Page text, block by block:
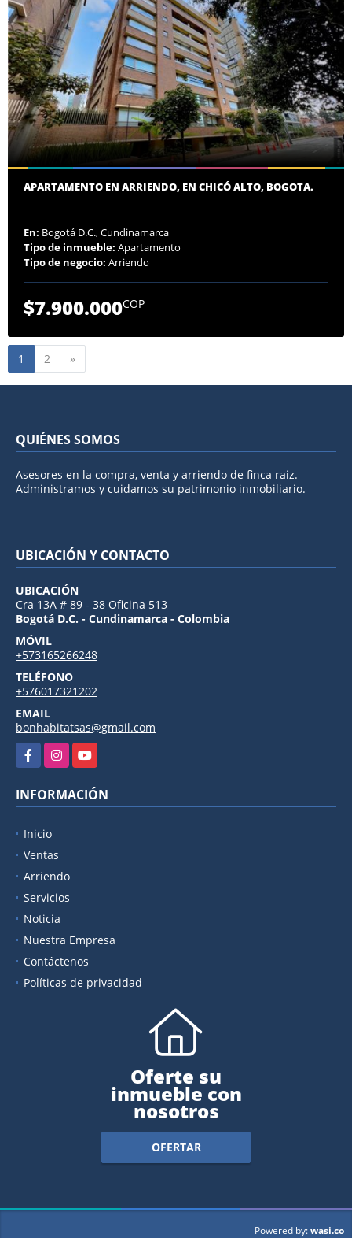
APARTAMENTO EN ARRIENDO, EN CHICÓ ALTO, BOGOTA.
En: Bogotá D.C., Cundinamarca
Tipo de inmueble: Apartamento
Tipo de negocio: Arriendo
$7.900.000COP
1 2 »
QUIÉNES SOMOS
Asesores en la compra, venta y arriendo de finca raiz.
Administramos y cuidamos su patrimonio inmobiliario.
UBICACIÓN Y CONTACTO
UBICACIÓN
Cra 13A # 89 - 38 Oficina 513
Bogotá D.C. - Cundinamarca - Colombia
MÓVIL
+573165266248
TELÉFONO
+576017321202
EMAIL
bonhabitatsas@gmail.com
FacebookInstagramYouTube
INFORMACIÓN
Inicio
Ventas
Arriendo
Servicios
Noticia
Nuestra Empresa
Contáctenos
Políticas de privacidad
Oferte su
inmueble con
nosotros
OFERTAR
Powered by:wasi.co